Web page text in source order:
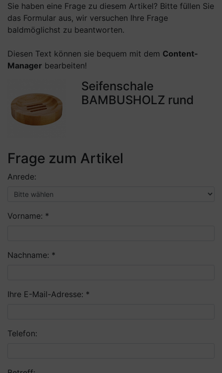
Sie haben eine Frage zu diesem Artikel? Bitte füllen Sie
das Formular aus, wir versuchen Ihre Frage
baldmöglichst zu beantworten.
Diesen Text können sie bequem mit dem Content-
Manager bearbeiten!
Seifenschale
BAMBUSHOLZ rund
Frage zum Artikel
Anrede:
Vorname: *
Nachname: *
Ihre E-Mail-Adresse: *
Telefon: